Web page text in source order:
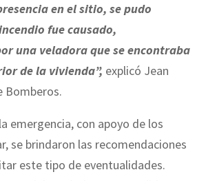
en el sitio, se pudo
fue causado,
una veladora que se encontraba
de la vivienda”, explicó Jean
Bomberos.
emergencia, con apoyo de los
se brindaron las recomendaciones
este tipo de eventualidades.